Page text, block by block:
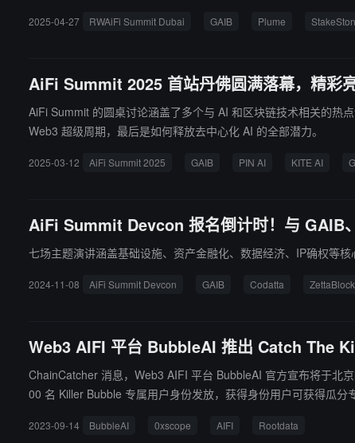
2025-04-27 RWAiFi Summit Dubai GAIB Plume
AiFi Summit 2025 首站丹佛圆满落幕，精彩
AiFi Summit 的圆桌讨论涵盖了多个与 AI 和区块链技术相关的热
Web3 超级周期，最后是如何释放去中心化 AI 的全部潜力。
2025-03-12 AiFi Summit 2025 GAIB PIN AI KITE AI
AiFi Summit Devcon 报名倒计时！与 GAIB
七场主题演讲涵盖基础设施、资产金融化、数据经济、IP确权等
2024-11-08 AiFi Summit Devcon GAIB Codatta ZettaBlock
Web3 AIFI 平台 BubbleAI 推出 Catch The
ChainCatcher 消息，Web3 AIFI 平台 BubbleAI 官方宣布将于北
00 名 Killer Bubble 专属用户身份发放，获得身份用户可获得瓜分专属奖池、免费 NFT 铸造
2023-09-14 BubbleAI 0xscope AIFI Rootdata